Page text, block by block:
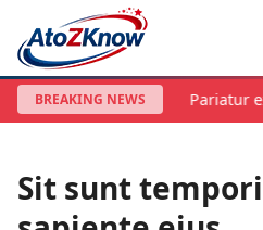
BREAKING NEWS Pariatur
Sit sunt